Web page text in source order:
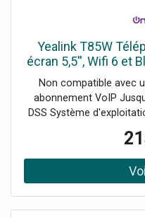
Yealink T85W
écran 5,5'', Wifi 6 et
Non compatible avec
abonnement VoIP
DSS Système
Acoustic Shield
participants Wifi 6
Ports Gigabit Ethernet,
: appareil, réseau,